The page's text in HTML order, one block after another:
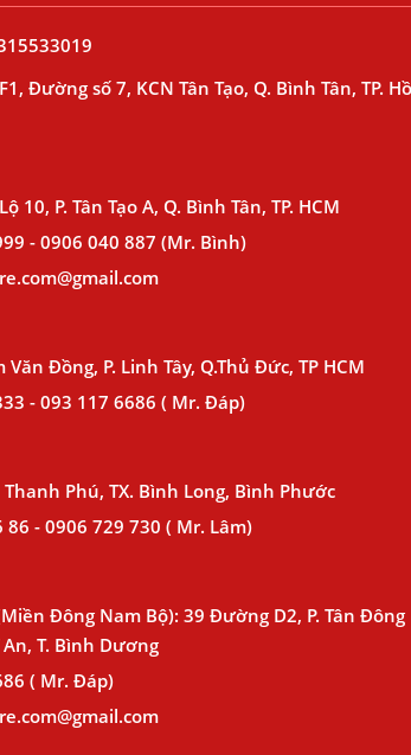
Đường số 7, KCN Tân Tạo, Q. Bình Tân, TP. Hồ
10, P. Tân Tạo A, Q. Bình Tân, TP. HCM
- 0906 040 887 (Mr. Bình)
Văn Đồng, P. Linh Tây, Q.Thủ Đức, TP HCM
- 093 117 6686 ( Mr. Đáp)
Thanh Phú, TX. Bình Long, Bình Phước
86 - 0906 729 730 ( Mr. Lâm)
Đông Nam Bộ): 39 Đường D2, P. Tân Đông
An, T. Bình Dương
( Mr. Đáp)